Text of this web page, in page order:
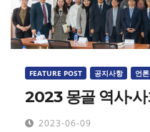
FEATURE POST 공지사항 언
2023 몽골 역사·
2023-06-09